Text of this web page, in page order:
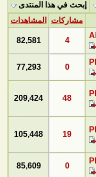
إبحث في هذا المنتدى
مشاركات
المشاهدات
4
82,581
0
77,293
48
209,424
19
105,448
0
85,609